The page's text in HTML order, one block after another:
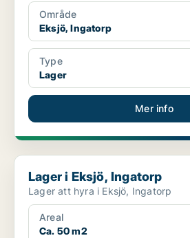
Område
Eksjö, Ingatorp
Type
Lager
Mer info
Lager i Eksjö, Ingatorp
Lager i Eksjö, Ingatorp
Lager att hyra i Eksjö, Ingatorp
Areal
Ca. 50 m2